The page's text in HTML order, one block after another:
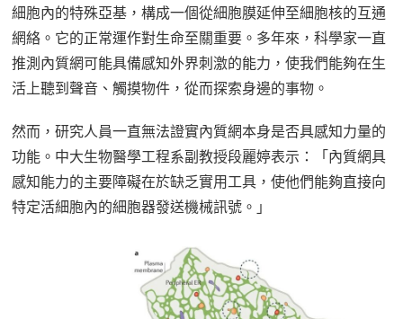
細胞內的特殊亞基，構成一個從細胞膜延伸至細胞核的互通
網絡。它的正常運作對生命至關重要。多年來，科學家一直
推測內質網可能具備感知外界刺激的能力，使我們能夠在生
活上聽到聲音、觸摸物件，從而探索身邊的事物。
然而，研究人員一直無法證實內質網本身是否具感知力量的
功能。中大生物醫學工程系副教授段麗婷表示：「內質網具
感知能力的主要障礙在於缺乏實用工具，使他們能夠直接向
特定活細胞內的細胞器發送機械訊號。」